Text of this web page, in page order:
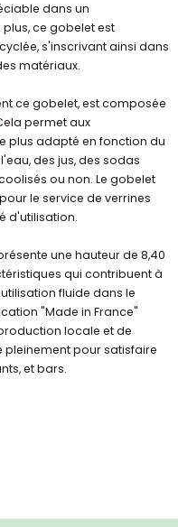
dans un
ce gobelet est
s'inscrivant ainsi dans
matériaux.
ce gobelet, est composée
permet aux
plus adapté en fonction du
des jus, des sodas
ou non. Le gobelet
le service de verrines
d'utilisation.
une hauteur de 8,40
qui contribuent à
fluide dans le
"Made in France"
locale et de
pleinement pour satisfaire
et bars.